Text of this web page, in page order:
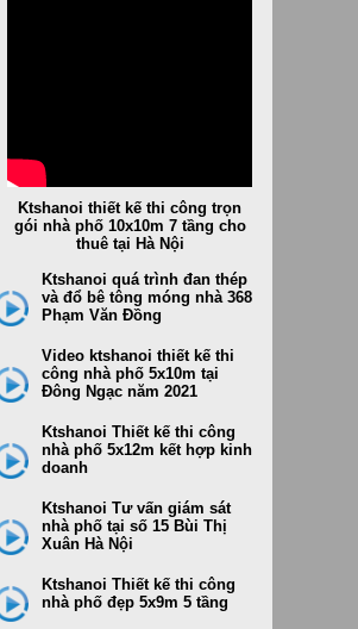
Thi công dự án cho Tiger bear -
các công trình, hạng mục khác
Ktshanoi thiết kế thi công trọn
gói nhà phố 10x10m 7 tầng cho
thuê tại Hà Nội
Ktshanoi quá trình đan thép
và đổ bê tông móng nhà 368
Phạm Văn Đồng
Video ktshanoi thiết kế thi
công nhà phố 5x10m tại
Đông Ngạc năm 2021
Ktshanoi Thiết kế thi công
nhà phố 5x12m kết hợp kinh
doanh
Ktshanoi Tư vấn giám sát
nhà phố tại số 15 Bùi Thị
Xuân Hà Nội
Ktshanoi Thiết kế thi công
nhà phố đẹp 5x9m 5 tầng